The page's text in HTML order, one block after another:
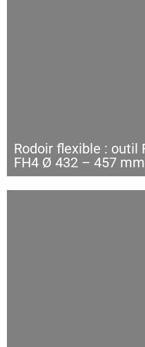
Rodoir flexible : outil
FH4 Ø 432 – 457